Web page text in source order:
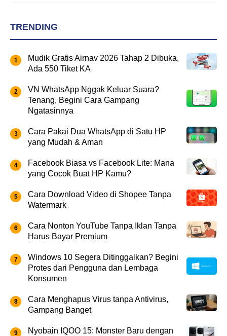
TRENDING
Mudik Gratis Airnav 2026 Tahap 2 Dibuka,
Ada 550 Tiket KA
VN WhatsApp Nggak Keluar Suara?
Tenang, Begini Cara Gampang
Ngatasinnya
Cara Pakai Dua WhatsApp di Satu HP
yang Mudah & Aman
Facebook Biasa vs Facebook Lite: Mana
yang Cocok Buat HP Kamu?
Cara Download Video di Shopee Tanpa
Watermark
Cara Nonton YouTube Tanpa Iklan Tanpa
Harus Bayar Premium
Windows 10 Segera Ditinggalkan? Begini
Protes dari Pengguna dan Lembaga
Konsumen
Cara Menghapus Virus tanpa Antivirus,
Gampang Banget
Nyobain IQOO 15: Monster Baru dengan